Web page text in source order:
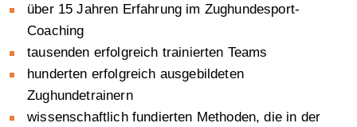
über 15 Jahren Erfahrung im Zughundesport-
Coaching
tausenden erfolgreich trainierten Teams
hunderten erfolgreich ausgebildeten
Zughundetrainern
wissenschaftlich fundierten Methoden, die in der